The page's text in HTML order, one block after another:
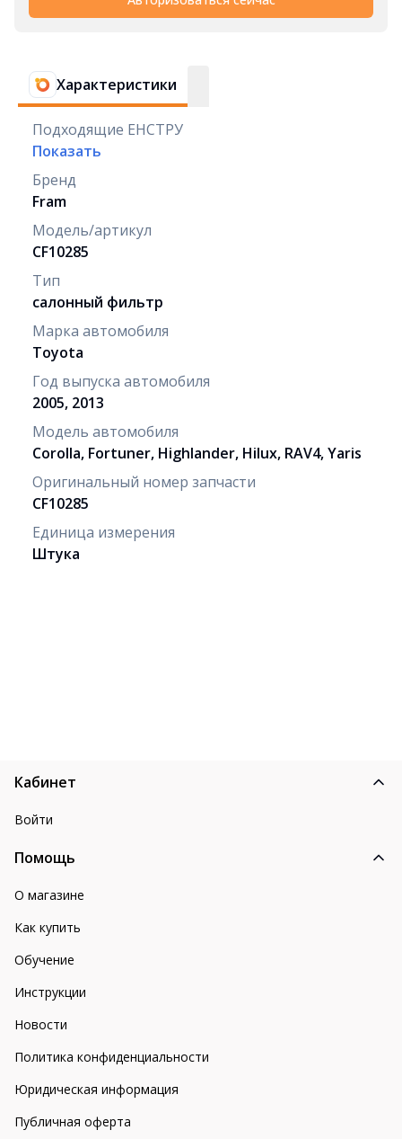
Характеристики
Подходящие ЕНСТРУ
Показать
Бренд
Fram
Модель/артикул
CF10285
Тип
салонный фильтр
Марка автомобиля
Toyota
Год выпуска автомобиля
2005, 2013
Модель автомобиля
Corolla, Fortuner, Highlander, Hilux, RAV4, Yaris
Оригинальный номер запчасти
CF10285
Единица измерения
Штука
Кабинет
Войти
Помощь
О магазине
Как купить
Обучение
Инструкции
Новости
Политика конфиденциальности
Юридическая информация
Публичная оферта